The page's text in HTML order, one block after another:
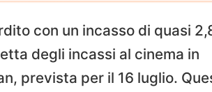
con un incasso di quasi
degli incassi al cinema in
prevista per il 16 luglio.